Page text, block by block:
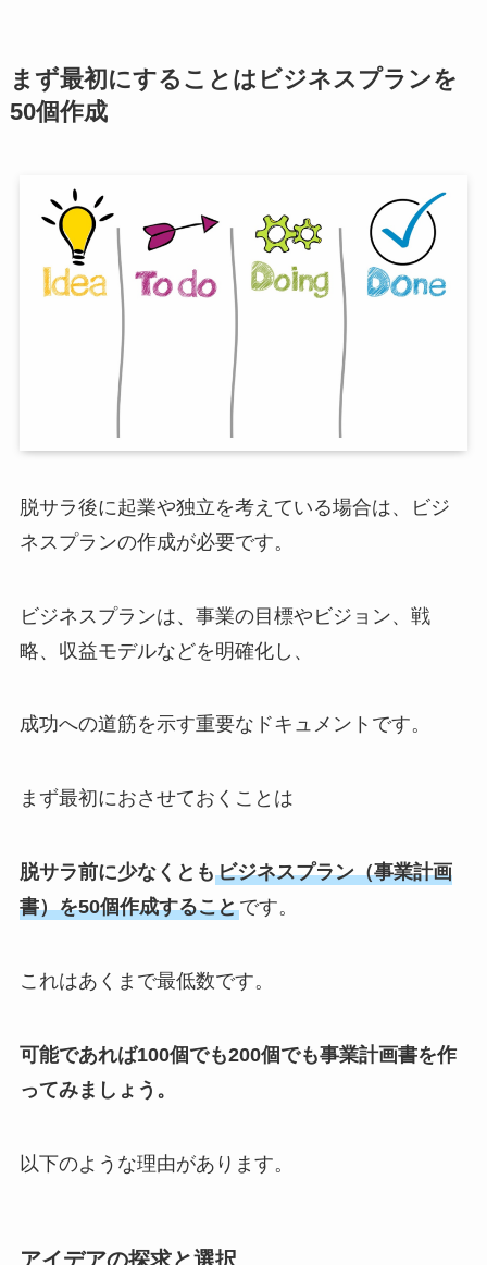
まず最初にすることはビジネスプランを
50個作成
脱サラ後に起業や独立を考えている場合は、ビジ
ネスプランの作成が必要です。
ビジネスプランは、事業の目標やビジョン、戦
略、収益モデルなどを明確化し、
成功への道筋を示す重要なドキュメントです。
まず最初におさせておくことは
脱サラ前に少なくともビジネスプラン（事業計画
書）を50個作成することです。
これはあくまで最低数です。
可能であれば100個でも200個でも事業計画書を作
ってみましょう。
以下のような理由があります。
アイデアの探求と選択